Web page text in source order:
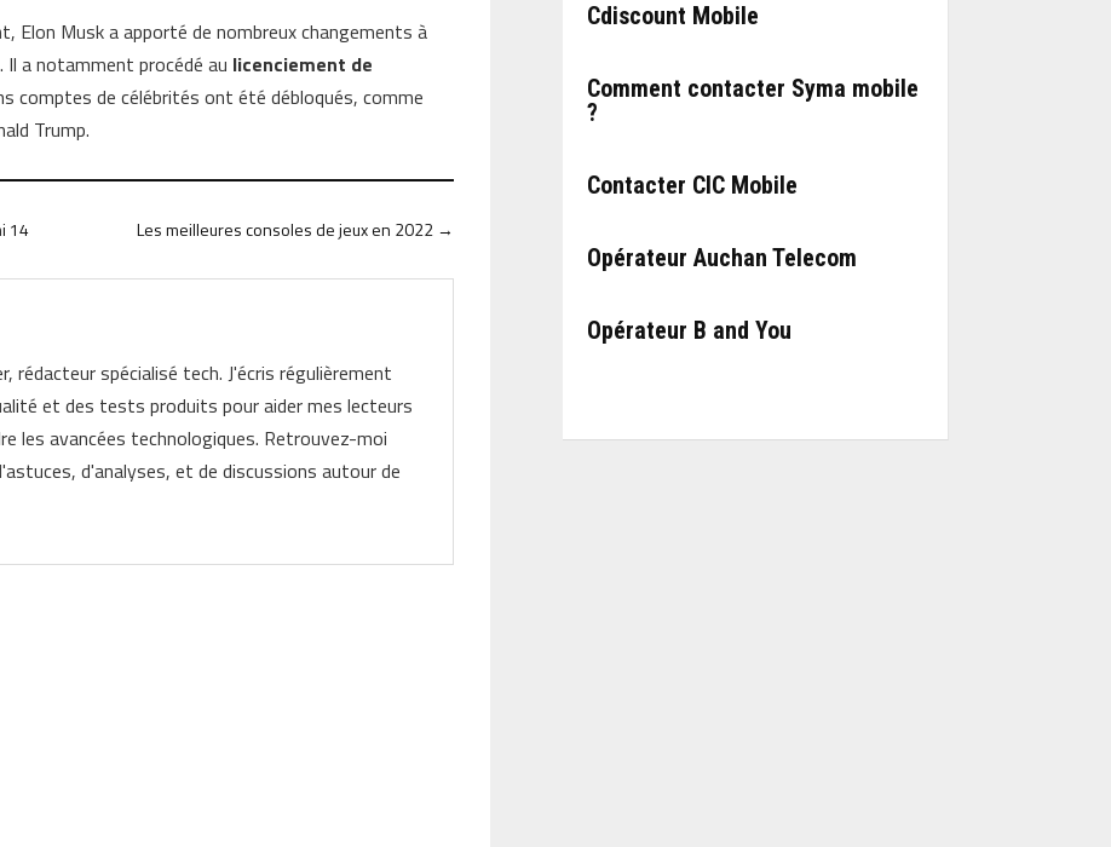
Elon Musk a apporté de nombreux changements à
Il a notamment procédé au licenciement de
comptes de célébrités ont été débloqués, comme
Trump.
14 Les meilleures consoles de jeux en 2022 →
rédacteur spécialisé tech. J'écris régulièrement
et des tests produits pour aider mes lecteurs
les avancées technologiques. Retrouvez-moi
d'analyses, et de discussions autour de
Cdiscount Mobile
Comment contacter Syma mobile
?
Contacter CIC Mobile
Opérateur Auchan Telecom
Opérateur B and You